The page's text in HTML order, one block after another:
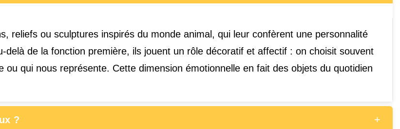
reliefs ou sculptures inspirés du monde animal, qui leur confèrent une personnalité
de la fonction première, ils jouent un rôle décoratif et affectif : on choisit souvent
qui nous représente. Cette dimension émotionnelle en fait des objets du quotidien
? +